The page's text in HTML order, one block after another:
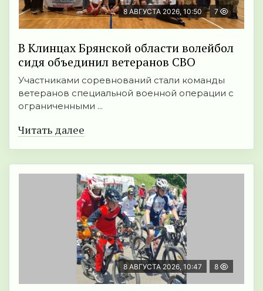
8 АВГУСТА 2026, 10:50 7
В Клинцах Брянской области волейбол
сидя объединил ветеранов СВО
Участниками соревнований стали команды
ветеранов специальной военной операции с
ограниченными ...
Читать далее
8 АВГУСТА 2026, 10:47 8